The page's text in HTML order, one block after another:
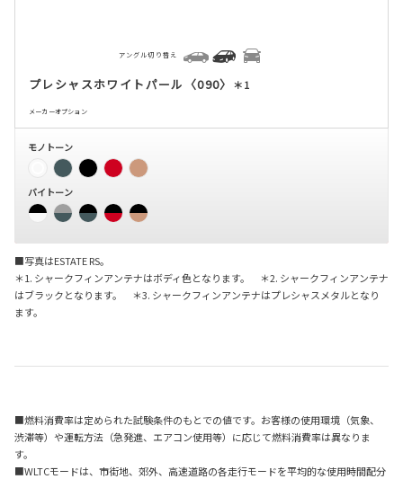
プレシャスホワイトパール〈090〉 ＊1
メーカーオプション
アングル切り替え
モノトーン
バイトーン
■写真はESTATE RS。
＊1. シャークフィンアンテナはボディ色となります。 ＊2. シャークフィンアンテナ
はブラックとなります。 ＊3. シャークフィンアンテナはプレシャスメタルとなり
ます。
■燃料消費率は定められた試験条件のもとでの値です。お客様の使用環境（気象、
渋滞等）や運転方法（急発進、エアコン使用等）に応じて燃料消費率は異なりま
す。
■WLTCモードは、市街地、郊外、高速道路の各走行モードを平均的な使用時間配分